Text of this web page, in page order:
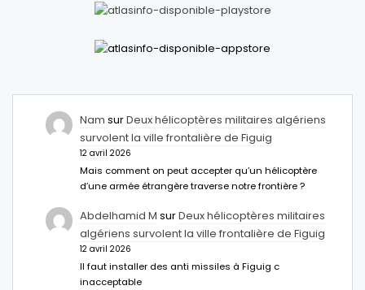
Nam surDeux hélicoptères militaires algériens
survolent la ville frontalière de Figuig
12 avril 2026
Mais comment on peut accepter qu’un hélicoptère
d’une armée étrangère traverse notre frontière ?
Abdelhamid M surDeux hélicoptères militaires
algériens survolent la ville frontalière de Figuig
12 avril 2026
Il faut installer des anti missiles à Figuig c
inacceptable